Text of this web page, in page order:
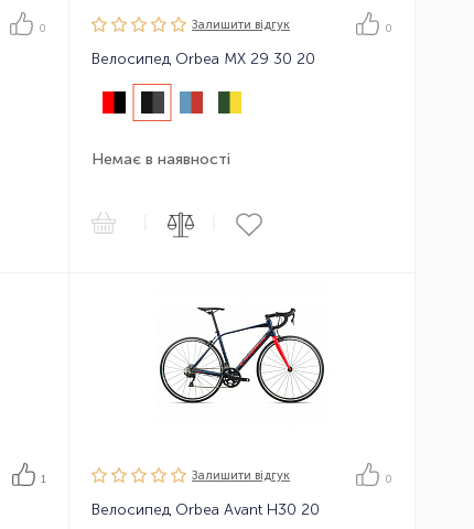
0 Залишити вiдгук 0
Велосипед Orbea MX 29 30 20
Немає в наявності
1 Залишити вiдгук 0
Велосипед Orbea Avant H30 20